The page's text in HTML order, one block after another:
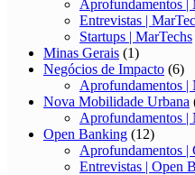
Aprofundamentos |
Entrevistas |
Startups | MarTechs
Minas Gerais (1)
Negócios de Impacto (6)
Aprofundamentos |
Nova Mobilidade Urbana
Aprofundamentos
Open Banking (12)
Aprofundamentos |
Entrevistas | Open